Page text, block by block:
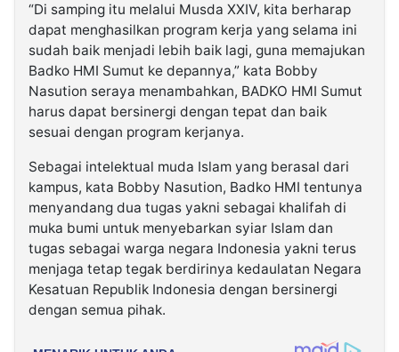
“Di samping itu melalui Musda XXIV, kita berharap
dapat menghasilkan program kerja yang selama ini
sudah baik menjadi lebih baik lagi, guna memajukan
Badko HMI Sumut ke depannya,” kata Bobby
Nasution seraya menambahkan, BADKO HMI Sumut
harus dapat bersinergi dengan tepat dan baik
sesuai dengan program kerjanya.
Sebagai intelektual muda Islam yang berasal dari
kampus, kata Bobby Nasution, Badko HMI tentunya
menyandang dua tugas yakni sebagai khalifah di
muka bumi untuk menyebarkan syiar Islam dan
tugas sebagai warga negara Indonesia yakni terus
menjaga tetap tegak berdirinya kedaulatan Negara
Kesatuan Republik Indonesia dengan bersinergi
dengan semua pihak.